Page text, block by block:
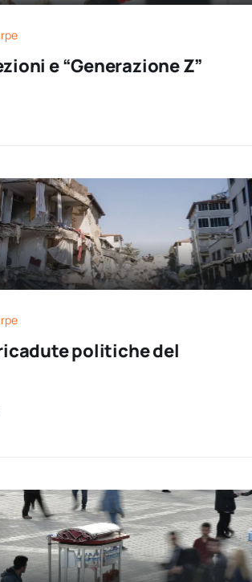
e “Generazione Z”
politiche del